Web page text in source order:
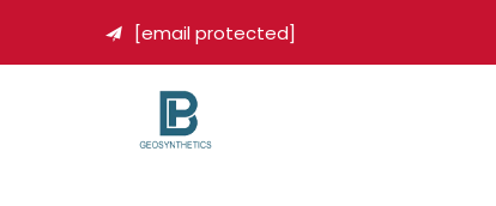
 [email protected]